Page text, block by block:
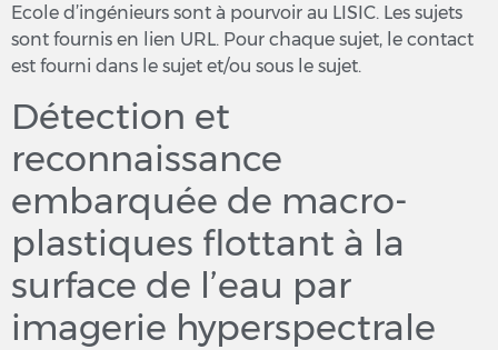
Ecole d’ingénieurs sont à pourvoir au LISIC. Les sujets
sont fournis en lien URL. Pour chaque sujet, le contact
est fourni dans le sujet et/ou sous le sujet.
Détection et
reconnaissance
embarquée de macro-
plastiques flottant à la
surface de l’eau par
imagerie hyperspectrale